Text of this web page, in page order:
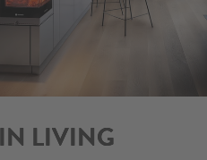
LIVING